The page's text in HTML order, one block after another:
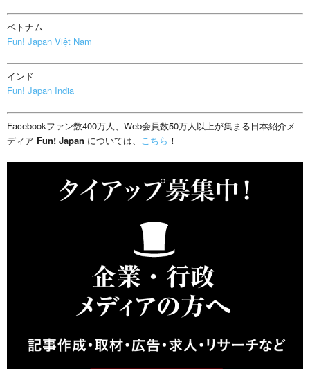
ベトナム
Fun! Japan Việt Nam
インド
Fun! Japan India
Facebookファン数400万人、Web会員数50万人以上が集まる日本紹介メ
ディア Fun! Japan については、 こちら ！